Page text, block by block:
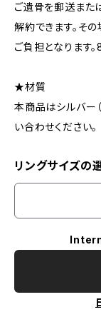
ご遺骨を郵送また
解約できます。そ
ご負担となります
★材質
本商品はシルバー
い合わせください。
リングサイズの